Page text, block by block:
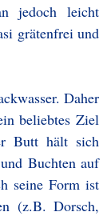
jedoch leicht
grätenfrei und
Daher
beliebtes Ziel
Butt hält sich
Buchten auf
seine Form ist
(z.B. Dorsch,